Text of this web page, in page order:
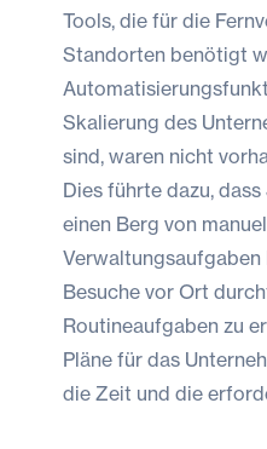
Tools, die für die
Standorten benötigt
Skalierung des
sind, waren nicht
Dies führte dazu,
einen Berg von
Besuche vor Ort
Routineaufgaben zu
Pläne für das
die Zeit und die